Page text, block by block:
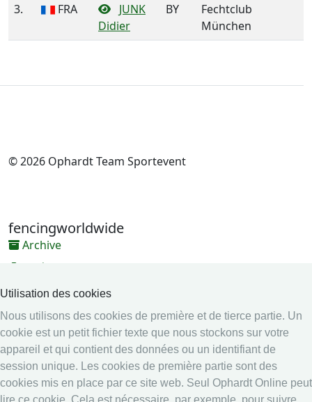
Utilisation des cookies
Nous utilisons des cookies de première et de tierce partie. Un
cookie est un petit fichier texte que nous stockons sur votre
appareil et qui contient des données ou un identifiant de
session unique. Les cookies de première partie sont des
cookies mis en place par ce site web. Seul Ophardt Online peut
lire ce cookie. Cela est nécessaire, par exemple, pour suivre
3. FRA
JUNK
Didier
BY
Fechtclub
München
© 2026 Ophardt Team Sportevent
fencingworldwide
Archive
Vidéos
Médias
Système en ligne
Système en ligne
Calendrier
Classement